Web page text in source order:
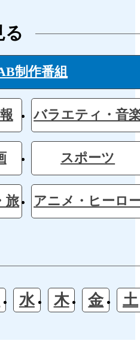
る
制作番組
バラエティ・音
スポーツ
旅 アニメ・ヒーロ
水 木 金 土